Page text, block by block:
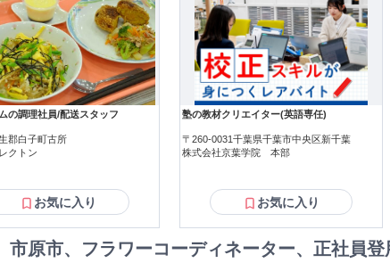
の調理社員/配送スタッフ
郡白子町古所
クトン
お気に入り
塾の教材クリエイター(英語専任)
〒260-0031千葉県千葉市中央区新千葉
株式会社京葉学院 本部
お気に入り
市原市、フラワーコーディネーター、正社員